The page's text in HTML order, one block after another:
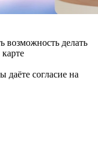
возможность делать
даёте согласие на